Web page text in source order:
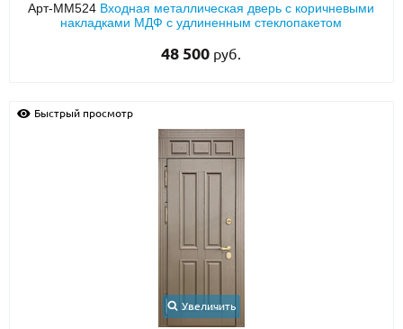
Арт-ММ524 Входная металлическая дверь с коричневыми
накладками МДФ с удлиненным стеклопакетом
48 500 руб.
Быстрый просмотр
Увеличить